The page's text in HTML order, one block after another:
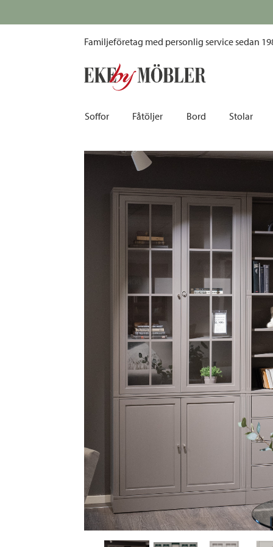
Familjeföretag med personlig service sedan
Soffor
Howardsoffor
Soffor 2-sits | 3-sits | 4-sits
Soffgrupper
Tillbehör till soffa
Fåtöljer
Fåtöljer i sammet
Reclinerfåtöljer
Skinnfåtöljer
Tygfåtöljer
Bord
Matbord
Skrivbord
Småbord | Sidobord
Soffbord
Stolar
Barstolar |
Stolsdynor
Trästolar
Tygstolar